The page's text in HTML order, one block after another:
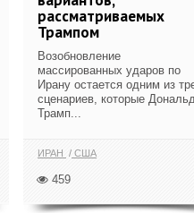
рассматриваемых
Трампом
Возобновление
массированных ударов по
Ирану остается одним из
сценариев, которые
Трамп...
ИРАН США
459